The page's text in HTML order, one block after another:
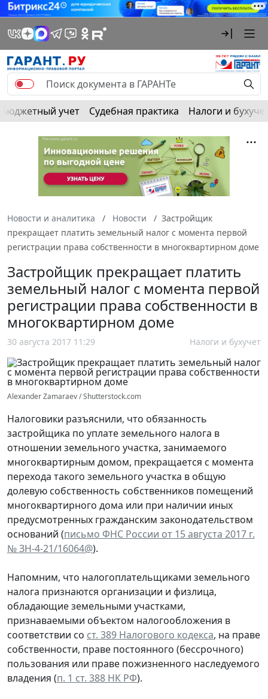
Бюджетный учет Судебная практика Налоги и
Новости и аналитика Новости
Застройщик
прекращает платить земельный налог с момента первой
регистрации права собственности в многоквартирном доме
Застройщик прекращает платить
земельный налог с момента первой
регистрации права собственности в
многоквартирном доме
30 августа 2017 11:29 Налоги и бухучет
Alexander Zamaraev / Shutterstock.com
Налоговики разъяснили, что обязанность
застройщика по уплате земельного налога в
отношении земельного участка, занимаемого
многоквартирным домом, прекращается с момента
перехода такого земельного участка в общую
долевую собственность собственников помещений
многоквартирного дома или при наличии иных
предусмотренных гражданским законодательством
оснований (письмо ФНС России от 15 августа 2017 г.
№ ЗН-4-21/16064@).
Напомним, что налогоплательщиками земельного
налога признаются организации и физлица,
обладающие земельными участками,
признаваемыми объектом налогообложения в
соответствии со ст. 389 Налогового кодекса, на праве
собственности, праве постоянного (бессрочного)
пользования или праве пожизненного наследуемого
владения (п. 1 ст. 388 НК РФ).